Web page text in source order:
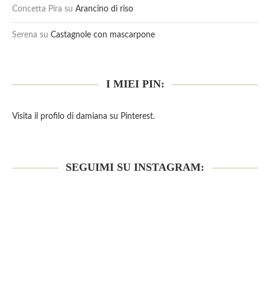
Concetta Pira su Arancino di riso
Serena su Castagnole con mascarpone
I MIEI PIN:
Visita il profilo di damiana su Pinterest.
SEGUIMI SU INSTAGRAM: